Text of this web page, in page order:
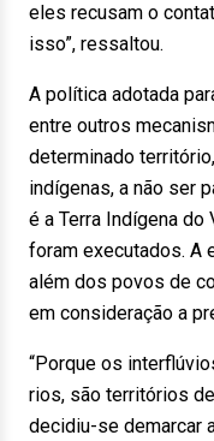
eles recusam o
isso”, ressaltou.
A política adotada
entre outros
determinado
indígenas, a não ser
é a Terra Indígena do
foram executados. A
além dos povos de
em consideração a
“Porque os
rios, são territórios
decidiu-se demarcar